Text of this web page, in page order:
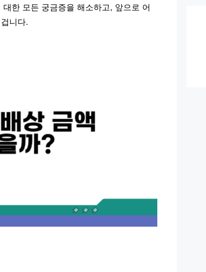
한 모든 궁금증을 해소하고, 앞으로 어
니다.